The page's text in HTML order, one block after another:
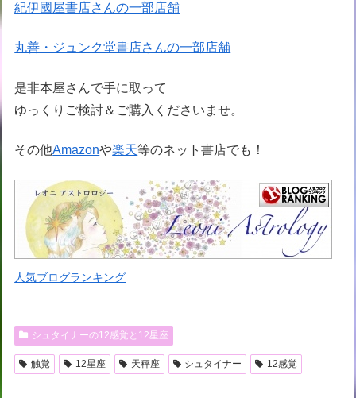
紀伊國屋書店さんの一部店舗
丸善・ジュンク堂書店さんの一部店舗
是非本屋さんで手に取って
ゆっくりご検討＆ご購入くださいませ。
その他Amazonや楽天等のネット書店でも！
人気ブログランキング
シュタイナーの12感覚と12星座
触覚 12星座 天秤座 シュタイナー 12感覚